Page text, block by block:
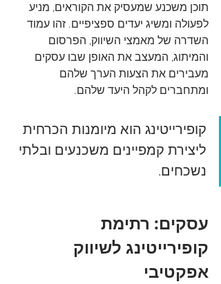
תוכן משכנע שמעסיק את הקוראים, מניע
לפעולה ומשיג יעדים ספציפיים. זהו עמוד
השדרה של מאמצי השיווק, הפרסום
והמיתוג, המעצב את האופן שבו עסקים
מעבירים את הצעות הערך שלהם
ומתחברים לקהל היעד שלהם.
קופירייטינג הוא מיומנות הכרחית
ליצירת קמפיינים משכנעים ובלתי
נשכחים.
עסקים: רתימת
קופירייטינג לשיווק
אפקטיבי